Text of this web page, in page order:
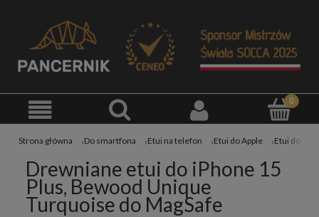
Strona główna Do smartfona Etui na telefon Etui do Apple Etui do
Drewniane etui do iPhone 15
Plus, Bewood Unique
Turquoise do MagSafe